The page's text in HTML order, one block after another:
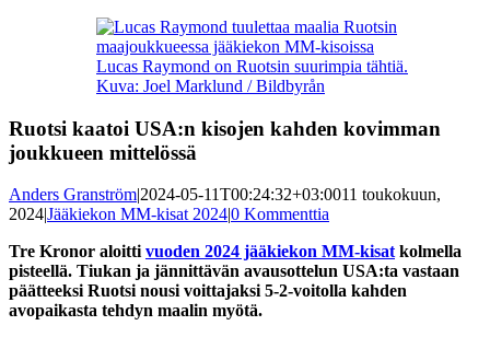
Lucas Raymond on Ruotsin suurimpia tähtiä.
Kuva: Joel Marklund / Bildbyrån
Ruotsi kaatoi USA:n kisojen kahden kovimman
joukkueen mittelössä
Anders Granström|2024-05-11T00:24:32+03:0011 toukokuun,
2024|Jääkiekon MM-kisat 2024|0 Kommenttia
Tre Kronor aloittivuoden 2024 jääkiekon MM-kisatkolmella
pisteellä. Tiukan ja jännittävän avausottelun USA:ta vastaan
päätteeksi Ruotsi nousi voittajaksi 5-2-voitolla kahden
avopaikasta tehdyn maalin myötä.